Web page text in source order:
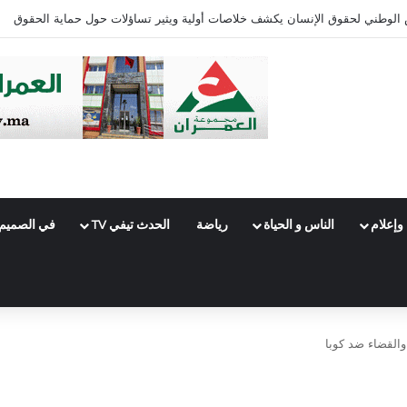
فاس الجنوبي
الناس و الحياة رياضة الحدث تيفي TV في الصميم
ضد كوبا